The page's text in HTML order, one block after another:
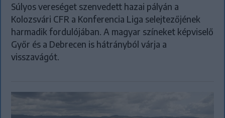
Súlyos vereséget szenvedett hazai pályán a
Kolozsvári CFR a Konferencia Liga selejtezőjének
harmadik fordulójában. A magyar színeket képviselő
Győr és a Debrecen is hátrányból várja a
visszavágót.